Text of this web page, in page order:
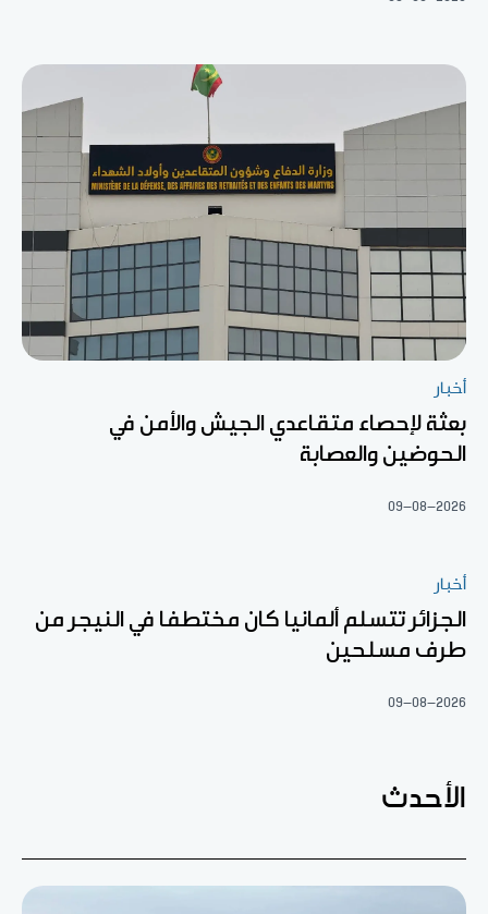
أخبار
بعثة لإحصاء متقاعدي الجيش والأمن في
الحوضين والعصابة
09-08-2026
أخبار
الجزائر تتسلم ألمانيا كان مختطفا في النيجر من
طرف مسلحين
09-08-2026
الأحدث